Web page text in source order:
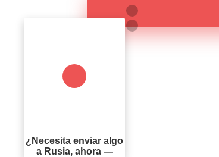
¿Necesita enviar algo
a Rusia, ahora —